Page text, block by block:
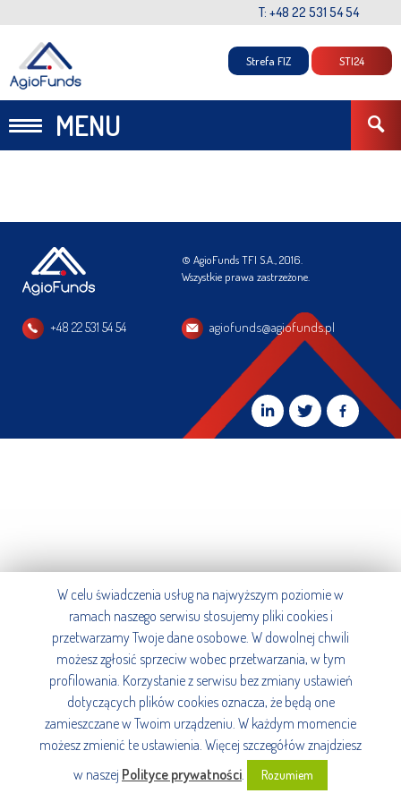
T: +48 22 531 54 54
MENU
Strefa FIZ STI24
© AgioFunds TFI S.A., 2016.
Wszystkie prawa zastrzeżone.
+48 22 531 54 54 agiofunds@agiofunds.pl
W celu świadczenia usług na najwyższym poziomie w
ramach naszego serwisu stosujemy pliki cookies i
przetwarzamy Twoje dane osobowe. W dowolnej chwili
możesz zgłosić sprzeciw wobec przetwarzania, w tym
profilowania. Korzystanie z serwisu bez zmiany ustawień
dotyczących plików cookies oznacza, że będą one
zamieszczane w Twoim urządzeniu. W każdym momencie
możesz zmienić te ustawienia. Więcej szczegółów znajdziesz
w naszej Polityce prywatności. Rozumiem